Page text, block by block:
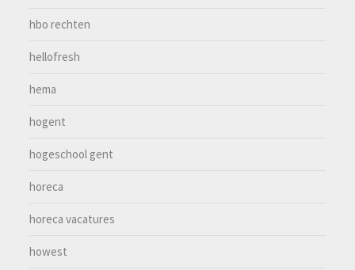
hbo rechten
hellofresh
hema
hogent
hogeschool gent
horeca
horeca vacatures
howest